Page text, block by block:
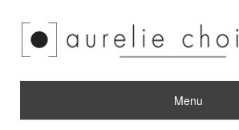
Menu